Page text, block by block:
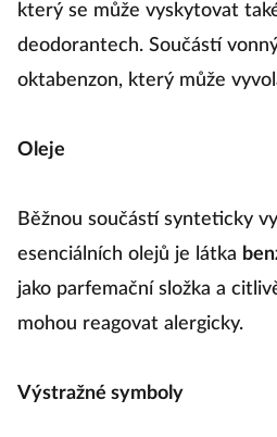
který se může vyskytovat
deodorantech. Součástí
oktabenzon, který může
Oleje
Běžnou součástí synteticky
esenciálních olejů je látka
jako parfemační složka a
mohou reagovat alergicky.
Výstražné symboly